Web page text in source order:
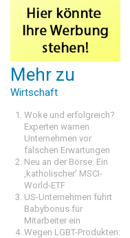
Mehr zu
Wirtschaft
Woke und erfolgreich?
Experten warnen
Unternehmen vor
falschen Erwartungen
Neu an der Börse: Ein
‚katholischer’ MSCI-
World-ETF
US-Unternehmen führt
Babybonus für
Mitarbeiter ein
Wegen LGBT-Produkten: